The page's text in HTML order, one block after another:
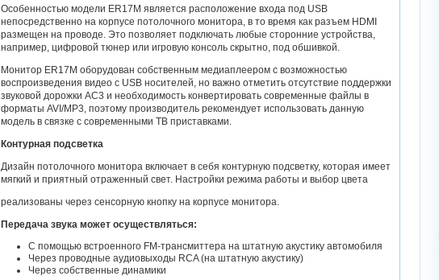
Особенностью модели ER17M является расположение входа под USB
непосредственно на корпусе потолочного монитора, в то время как разъем HDMI
размещен на проводе. Это позволяет подключать любые сторонние устройства,
например, цифровой тюнер или игровую консоль скрытно, под обшивкой.
Монитор ER17M оборудован собственным медиаплеером с возможностью
воспроизведения видео с USB носителей, но важно отметить отсутствие поддержки
звуковой дорожки AC3 и необходимость конвертировать современные файлы в
форматы AVI/MP3, поэтому производитель рекомендует использовать данную
модель в связке с современными ТВ приставками.
Контурная подсветка
Дизайн потолочного монитора включает в себя контурную подсветку, которая имеет
мягкий и приятный отраженный свет. Настройки режима работы и выбор цвета
реализованы через сенсорную кнопку на корпусе монитора.
Передача звука может осуществляться:
С помощью встроенного FM-трансмиттера на штатную акустику автомобиля
Через проводные аудиовыходы RCA (на штатную акустику)
Через собственные динамики